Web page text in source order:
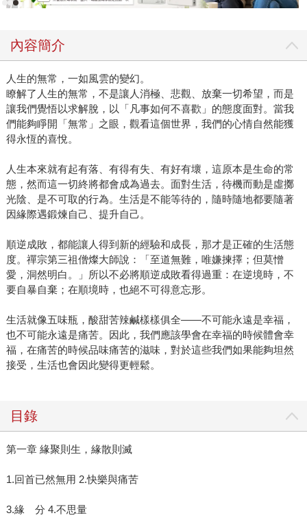
內容簡介
人生的無常，一如風雲的變幻。
瞭解了人生的無常，不是讓人消極、悲觀、放棄一切希望，而是
讓我們覺悟以求解脫，以「凡事如何不喜歡」的態度面對。當我
們能夠睜開「無常」之眼，觀看這個世界，我們的心情自然能獲
得永恆的喜悅。
人生本來就有起有落、有得有失、有好有壞，這原本是生命的常
態，然而這一切終將都會成為過去。面對生活，待機而動是虛擲
光陰、是不可取的行為。生活是不能等待的，隨時隨地都要隨著
因緣際遇鍛煉自己、提升自己。
順逆成敗，都能讓人得到新的經驗和成長，那才是正確的生活態
度。禪宗第三祖僧燦大師說：「至道無難，唯嫌揀擇；但莫憎
愛，洞然明白。」所以不必將順逆成敗看得過重：在逆境時，不
要自暴自棄；在順境時，也絕不可得意忘形。
生活就像五味瓶，酸甜苦辣鹹樣樣俱全——不可能永遠是幸福，
也不可能永遠是痛苦。因此，我們應該學會在幸福的時候體會幸
福，在痛苦的時候品味痛苦的滋味，對於這些我們如果能夠坦然
接受，生活也會因此變得更輕鬆。
目錄
第一章 緣聚則生，緣散則滅
1.回首已然無用 2.快樂與痛苦
3.緣 分 4.不思量